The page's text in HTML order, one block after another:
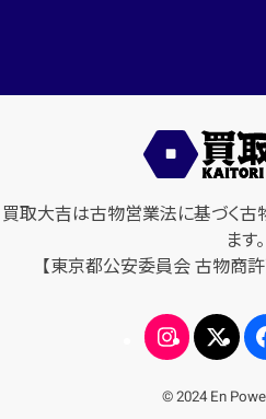
買取大吉は古物営業法に基づく古
ます。
【東京都公安委員会 古物商
© 2024 En